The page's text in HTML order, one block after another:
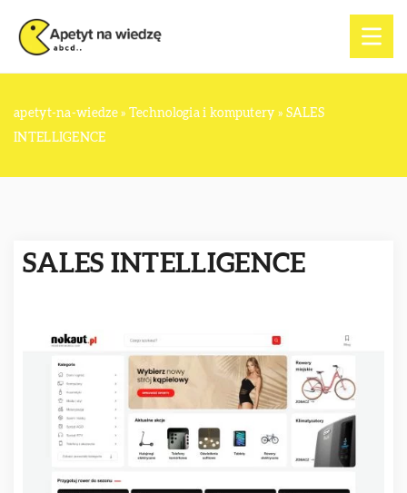
apetyt-na-wiedze» Technologia i komputery » SALES
INTELLIGENCE
SALES INTELLIGENCE